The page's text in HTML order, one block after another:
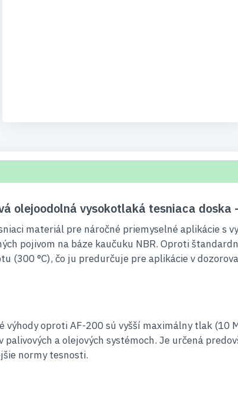
olejoodolná vysokotlaká tesniaca
materiál pre náročné priemyselné aplikácie s
pojivom na báze kaučuku NBR. Oproti
(300 °C), čo ju predurčuje pre aplikácie v
oproti AF-200 sú vyšší maximálny tlak (10
palivových a olejových systémoch. Je určená
normy tesnosti.